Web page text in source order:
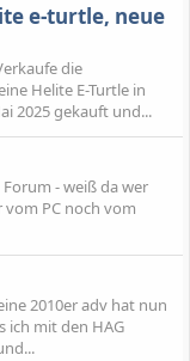
e-turtle, neue
die
Helite E-Turtle in
2025 gekauft und...
- weiß da wer
PC noch vom
2010er adv hat nun
ich mit den HAG